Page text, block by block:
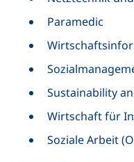
Paramedic
Sustainability
Wirtschaft für
Soziale Arbeit